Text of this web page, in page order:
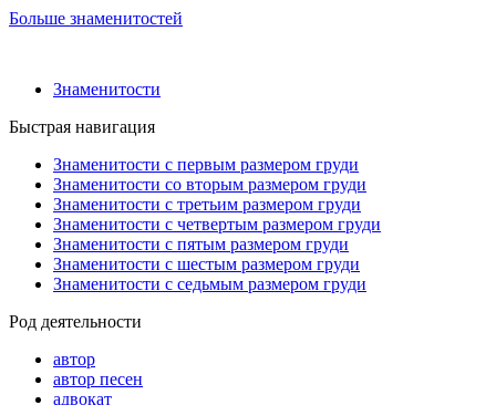
Больше знаменитостей
Знаменитости
Быстрая навигация
Знаменитости с первым размером груди
Знаменитости со вторым размером груди
Знаменитости с третьим размером груди
Знаменитости с четвертым размером груди
Знаменитости с пятым размером груди
Знаменитости с шестым размером груди
Знаменитости с седьмым размером груди
Род деятельности
автор
автор песен
адвокат